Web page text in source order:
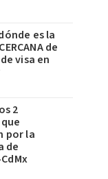
es la
de
visa en
2
por la
de